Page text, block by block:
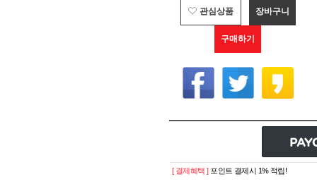
관심상품 장바구니
구매하기
[ 결제혜택 ] 포인트 결제시 1% 적립!